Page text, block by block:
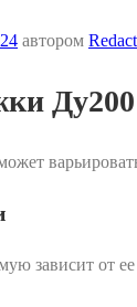
автором
Ду200
зависит от